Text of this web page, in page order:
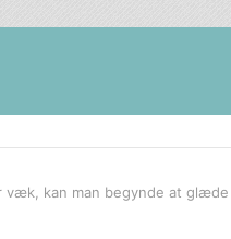
væk, kan man begynde at